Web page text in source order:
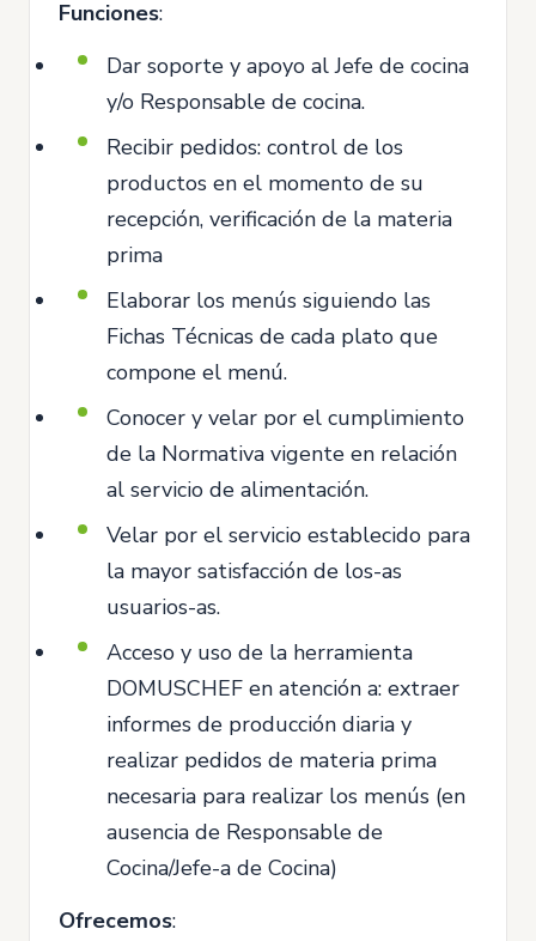
Funciones:
Dar soporte y apoyo al Jefe de cocina
y/o Responsable de cocina.
Recibir pedidos: control de los
productos en el momento de su
recepción, verificación de la materia
prima
Elaborar los menús siguiendo las
Fichas Técnicas de cada plato que
compone el menú.
Conocer y velar por el cumplimiento
de la Normativa vigente en relación
al servicio de alimentación.
Velar por el servicio establecido para
la mayor satisfacción de los-as
usuarios-as.
Acceso y uso de la herramienta
DOMUSCHEF en atención a: extraer
informes de producción diaria y
realizar pedidos de materia prima
necesaria para realizar los menús (en
ausencia de Responsable de
Cocina/Jefe-a de Cocina)
Ofrecemos: